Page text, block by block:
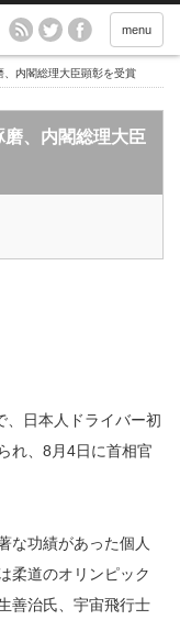
menu
、内閣総理大臣顕彰を受賞
磨、内閣総理大臣
、日本人ドライバー初
れ、8月4日に首相官
な功績があった個人
柔道のオリンピック
善治氏、宇宙飛行士